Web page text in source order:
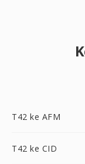
T42 ke AFM
T42 ke CID